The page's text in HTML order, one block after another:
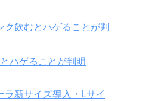
ハゲることが判明